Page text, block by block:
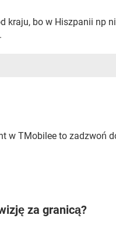
kraju, bo w Hiszpanii np
w TMobilee to zadzwoń
za granicą?